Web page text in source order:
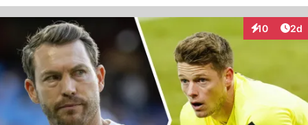
10
Interaktionen
2d